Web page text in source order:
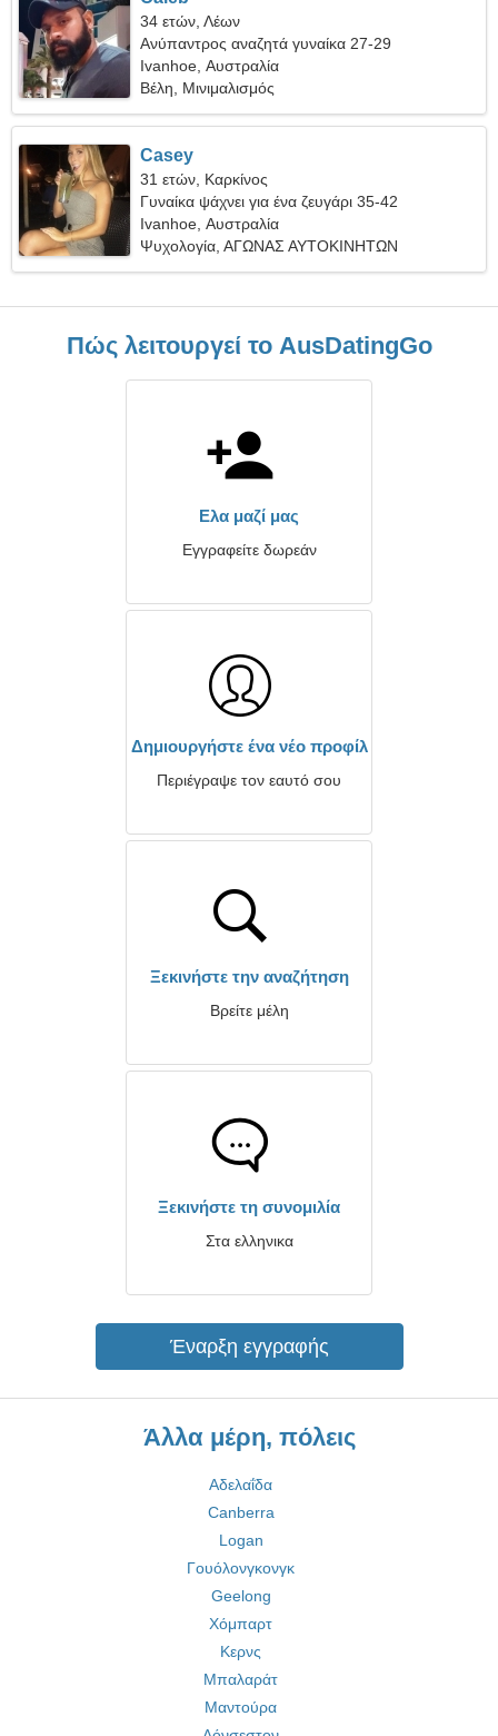
34 ετών, Λέων
Ανύπαντρος αναζητά γυναίκα 27-29
Ivanhoe, Αυστραλία
Βέλη, Μινιμαλισμός
Casey
31 ετών, Καρκίνος
Γυναίκα ψάχνει για ένα ζευγάρι 35-42
Ivanhoe, Αυστραλία
Ψυχολογία, ΑΓΩΝΑΣ ΑΥΤΟΚΙΝΗΤΩΝ
Πώς λειτουργεί το AusDatingGo
Ελα μαζί μας
Εγγραφείτε δωρεάν
Δημιουργήστε ένα νέο προφίλ
Περιέγραψε τον εαυτό σου
Ξεκινήστε την αναζήτηση
Βρείτε μέλη
Ξεκινήστε τη συνομιλία
Στα ελληνικα
Έναρξη εγγραφής
Άλλα μέρη, πόλεις
Αδελαΐδα
Canberra
Logan
Γουόλονγκονγκ
Geelong
Χόμπαρτ
Κερνς
Μπαλαράτ
Μαντούρα